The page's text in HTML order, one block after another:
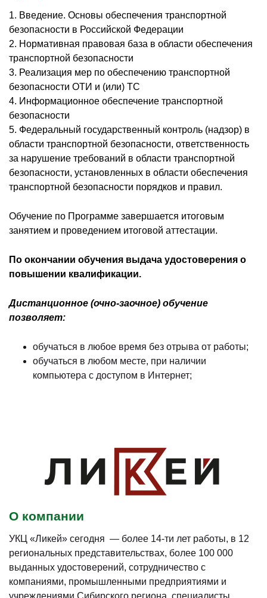
1. Введение. Основы обеспечения транспортной
безопасности в Российской Федерации
2. Нормативная правовая база в области обеспечения
транспортной безопасности
3. Реализация мер по обеспечению транспортной
безопасности ОТИ и (или) ТС
4. Информационное обеспечение транспортной
безопасности
5. Федеральный государственный контроль (надзор) в
области транспортной безопасности, ответственность
за нарушение требований в области транспортной
безопасности, установленных в области обеспечения
транспортной безопасности порядков и правил.
Обучение по Программе завершается итоговым
занятием и проведением итоговой аттестации.
По окончании обучения выдача удостоверения о
повышении квалификации.
Дистанционное (очно-заочное) обучение
позволяет:
обучаться в любое время без отрыва от работы;
обучаться в любом месте, при наличии
компьютера с доступом в Интернет;
О компании
УКЦ «Ликей» сегодня — более 14-ти лет работы, в 12
региональных представительствах, более 100 000
выданных удостоверений, сотрудничество с
компаниями, промышленными предприятиями и
учреждениями Сибирского региона, специалисты